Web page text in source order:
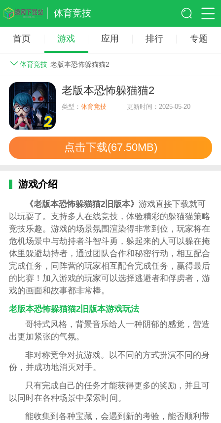
体育竞技
首页 游戏 应用 排行 专题
体育竞技 老版本恐怖躲猫猫2
老版本恐怖躲猫猫2
类型：体育竞技 更新时间：2025-05-20
点击下载(67.50MB)
游戏介绍
《老版本恐怖躲猫猫2旧版本》游戏直接下载就可
以玩耍了。支持多人在线竞技，体验精彩的躲猫猫策略
竞技乐趣。游戏的场景氛围渲染得非常到位，玩家将在
危机场景中与劫持者斗智斗勇，躲起来的人可以躲在掩
体里躲避劫持者，通过团队合作和秘密行动，相互配合
完成任务，同阵营的玩家相互配合完成任务，赢得最后
的比赛！加入游戏的玩家可以选择逃避者和俘虏者，游
戏的画面和故事都非常棒。
老版本恐怖躲猫猫2旧版本游戏玩法
哥特式风格，背景音乐给人一种阴郁的感觉，营造
出更加紧张的气氛。
非对称竞争对抗游戏。以不同的方式扮演不同的身
份，并成功地消灭对手。
只有完成自己的任务才能获得更多的奖励，并且可
以同时在各种场景中探索时间。
能收集到各种宝藏，会遇到新的考验，能否顺利带